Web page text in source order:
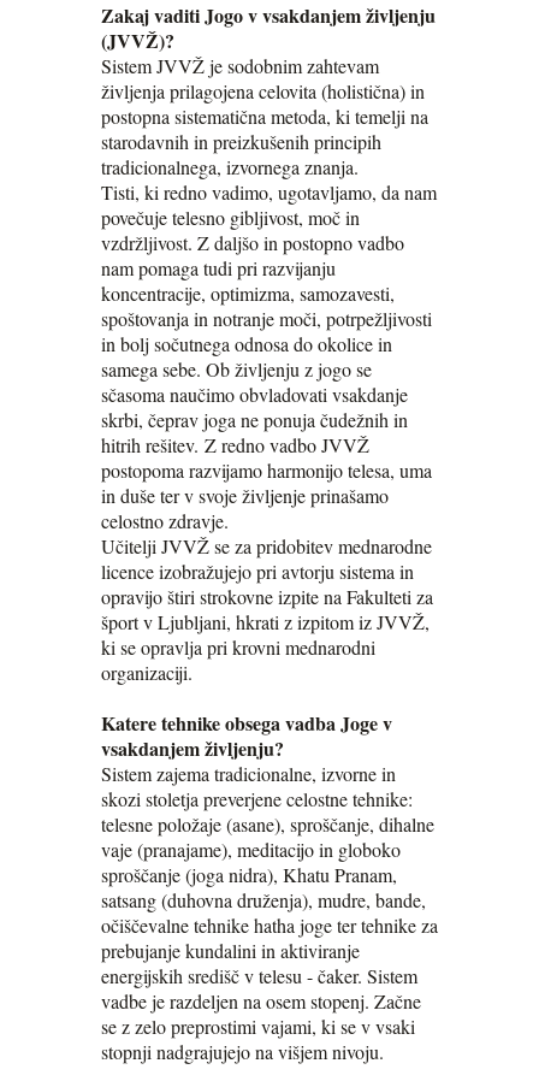
Zakaj vaditi Jogo v vsakdanjem življenju
(JVVŽ)?
Sistem JVVŽ je sodobnim zahtevam
življenja prilagojena celovita (holistična) in
postopna sistematična metoda, ki temelji na
starodavnih in preizkušenih principih
tradicionalnega, izvornega znanja.
Tisti, ki redno vadimo, ugotavljamo, da nam
povečuje telesno gibljivost, moč in
vzdržljivost. Z daljšo in postopno vadbo
nam pomaga tudi pri razvijanju
koncentracije, optimizma, samozavesti,
spoštovanja in notranje moči, potrpežljivosti
in bolj sočutnega odnosa do okolice in
samega sebe. Ob življenju z jogo se
sčasoma naučimo obvladovati vsakdanje
skrbi, čeprav joga ne ponuja čudežnih in
hitrih rešitev. Z redno vadbo JVVŽ
postopoma razvijamo harmonijo telesa, uma
in duše ter v svoje življenje prinašamo
celostno zdravje.
Učitelji JVVŽ se za pridobitev mednarodne
licence izobražujejo pri avtorju sistema in
opravijo štiri strokovne izpite na Fakulteti za
šport v Ljubljani, hkrati z izpitom iz JVVŽ,
ki se opravlja pri krovni mednarodni
organizaciji.
Katere tehnike obsega vadba Joge v
vsakdanjem življenju?
Sistem zajema tradicionalne, izvorne in
skozi stoletja preverjene celostne tehnike:
telesne položaje (asane), sproščanje, dihalne
vaje (pranajame), meditacijo in globoko
sproščanje (joga nidra), Khatu Pranam,
satsang (duhovna druženja), mudre, bande,
očiščevalne tehnike hatha joge ter tehnike za
prebujanje kundalini in aktiviranje
energijskih središč v telesu - čaker. Sistem
vadbe je razdeljen na osem stopenj. Začne
se z zelo preprostimi vajami, ki se v vsaki
stopnji nadgrajujejo na višjem nivoju.